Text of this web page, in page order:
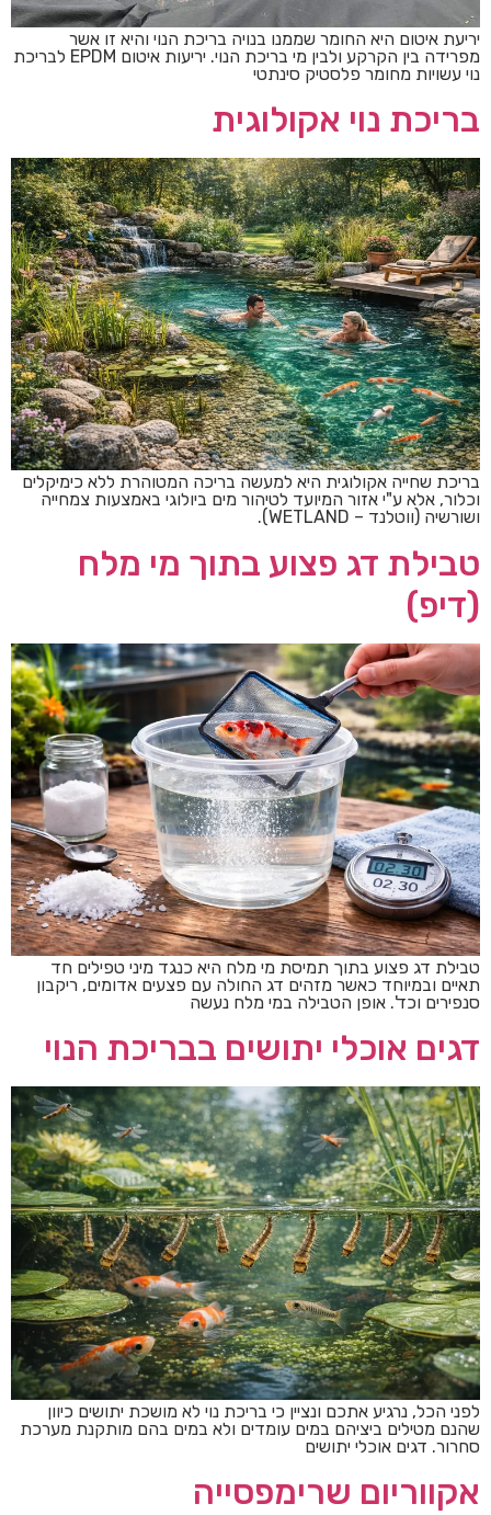
יריעת איטום היא החומר שממנו בנויה בריכת הנוי והיא זו אשר
מפרידה בין הקרקע ולבין מי בריכת הנוי. יריעות איטום EPDM לבריכת
נוי עשויות מחומר פלסטיק סינתטי
בריכת נוי אקולוגית
בריכת שחייה אקולוגית היא למעשה בריכה המטוהרת ללא כימיקלים
וכלור, אלא ע"י אזור המיועד לטיהור מים ביולוגי באמצעות צמחייה
ושורשיה (ווטלנד – WETLAND).
טבילת דג פצוע בתוך מי מלח
(דיפ)
טבילת דג פצוע בתוך תמיסת מי מלח היא כנגד מיני טפילים חד
תאיים ובמיוחד כאשר מזהים דג החולה עם פצעים אדומים, ריקבון
סנפירים וכד'. אופן הטבילה במי מלח נעשה
דגים אוכלי יתושים בבריכת הנוי
לפני הכל, נרגיע אתכם ונציין כי בריכת נוי לא מושכת יתושים כיוון
שהנם מטילים ביציהם במים עומדים ולא במים בהם מותקנת מערכת
סחרור. דגים אוכלי יתושים
אקווריום שרימפסייה